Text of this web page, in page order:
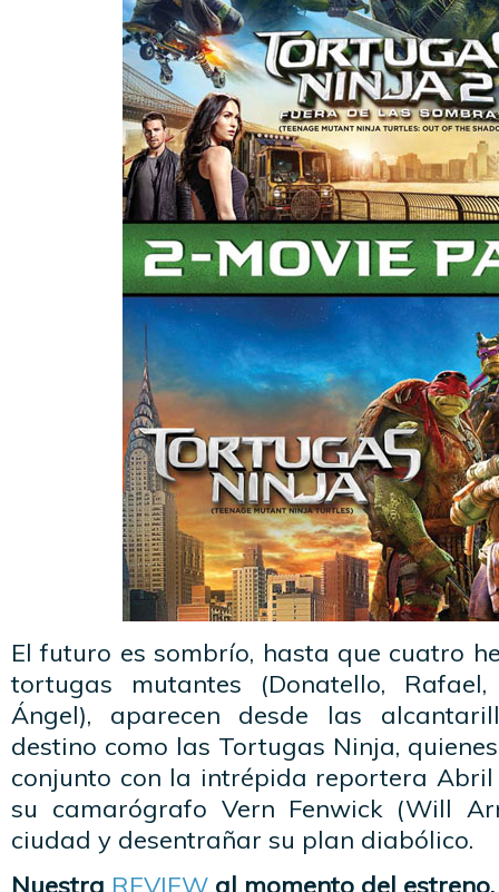
El futuro es sombrío, hasta que cuatro
tortugas mutantes (Donatello,
Ángel), aparecen desde las
destino como las Tortugas Ninja,
conjunto con la intrépida reportera Abril
su camarógrafo Vern Fenwick (Will
ciudad y desentrañar su plan diabólico.
Nuestra REVIEW al momento del estreno.